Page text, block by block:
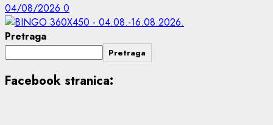
04/08/2026 0
Pretraga
Pretraga
Facebook stranica: